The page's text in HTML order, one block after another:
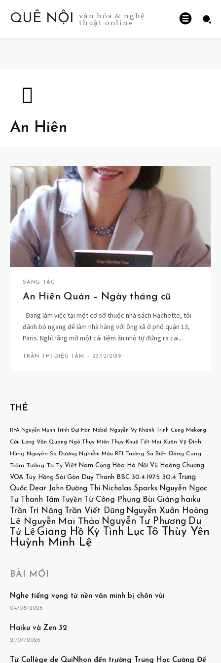
QUÊ NỘI văn hóa & nghệ
thuật online
An Hiên
SÁNG TÁC
An Hiên Quán – Ngày tháng cũ
Đang làm việc tại một cơ sở thuộc nhà sách Hachette, tôi
đành bỏ ngang để làm nhà hàng với ông xã ở phố quận 13,
Paris. Nghĩ rằng mở một cái tiệm ăn nhỏ tự đứng ra cai...
TRẦN THỊ DIỆU TÂM - 23/12/2019
THẺ
RFA Nguyễn Mạnh Trinh Đại Hàn Nobel Nguyễn Vy Khanh Trịnh Cung Mekong
Cửu Long Văn Quang Ngô Thụy Miên Thụy Khuê Tết Mai Xuân Vỹ Đinh
Hùng Nguyên Sa Dương Nghiễm Mậu RFI Trường Sa Biển Đông Cung
Trầm Tưởng Tạ Tỵ Việt Nam Cọng Hòa Hà Nội Vũ Hoàng Chương
VOA
Túy Hồng Sài Gòn Duy Thanh BBC 30.4.1975 30.4
Trung
Quốc Dear John Đường Thi Nicholas Sparks Nguyễn Ngọc
Tư
Thanh Tâm Tuyền Từ Công Phụng Bùi Giáng haiku
Trần Trí Năng
Trần Viết Dũng Nguyễn Xuân Hoàng
Lê Nguyễn Mai Thảo Nguyễn Tư Phương Du
Tử Lê Giang Hồ Kỳ Tình Lục Tô Thùy Yên
Huỳnh Minh Lệ
BÀI MỚI
Nghe tiếng vọng từ nền văn minh bị chôn vùi
04/08/2026
Haiku và Zen 32
21/07/2026
Từ Collège de QuiNhon đến trường Trung Học Cường Để